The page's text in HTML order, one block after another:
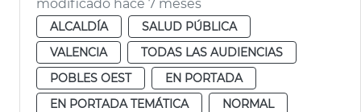
modificado hace 7 meses
ALCALDÍA
SALUD PÚBLICA
VALENCIA
TODAS LAS AUDIENCIAS
POBLES OEST
EN PORTADA
EN PORTADA TEMÁTICA
NORMAL